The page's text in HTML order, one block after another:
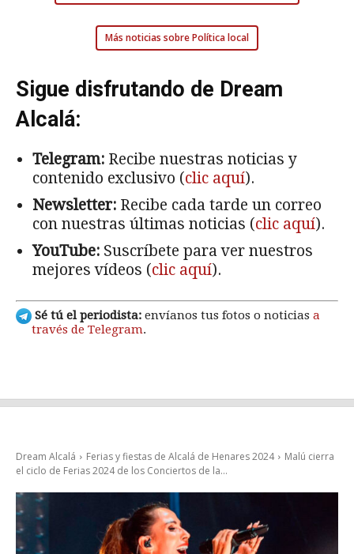
Más noticias sobre Política local
Sigue disfrutando de Dream
Alcalá:
Telegram: Recibe nuestras noticias y
contenido exclusivo (clic aquí).
Newsletter: Recibe cada tarde un correo
con nuestras últimas noticias (clic aquí).
YouTube: Suscríbete para ver nuestros
mejores vídeos (clic aquí).
Sé tú el periodista: envíanos tus fotos o noticias a
través de Telegram.